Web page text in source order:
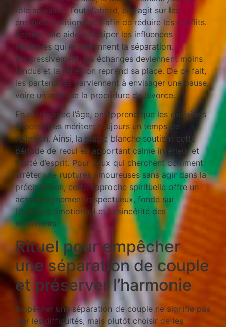
rôle apaisant. Tout d’abord, elle agit sur les
énergies émotionnelles afin de réduire les conflits.
Ensuite, elle aide à dissiper les influences
négatives qui entretiennent la séparation.
Progressivement, les échanges deviennent moins
tendus et la réflexion reprend sa place. De ce fait,
les partenaires parviennent à envisager une pause,
voire un arrêt de la procédure de divorce.
En outre, avec l’âge, on apprend que les décisions
importantes méritent toujours un temps de
réflexion. Ainsi, la magie blanche soutient cette
période de recul en apportant calme intérieur et
clarté d’esprit. Pour ceux qui cherchent comment
arrêter une ruptures amoureuses sans agir dans la
précipitation, cette approche spirituelle offre un
accompagnement respectueux, fondé sur
l’équilibre émotionnel et la sincérité des
sentiments.
Rituel pour empêcher
une séparation de couple
et préserver l’harmonie
Empêcher une séparation de couple ne signifie pas
nier les difficultés, mais plutôt choisir de les